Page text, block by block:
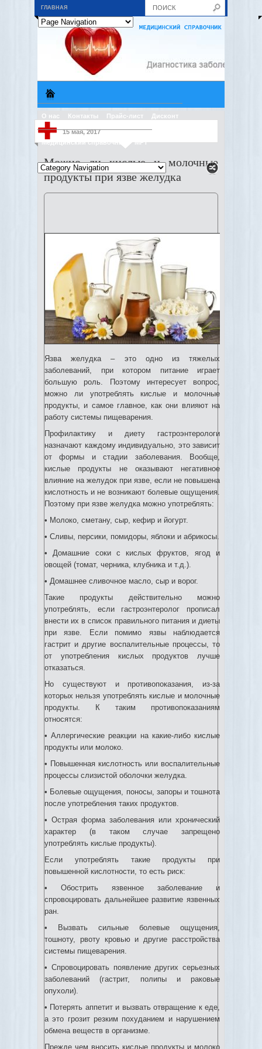
ГЛАВНАЯ
О нас Контакты Прайс-лист Дисконт
Медицинский справочник МРТ
15 мая, 2017
Можно ли кислые и молочные
продукты при язве желудка
Язва желудка – это одно из тяжелых
заболеваний, при котором питание играет
большую роль. Поэтому интересует вопрос,
можно ли употреблять кислые и молочные
продукты, и самое главное, как они влияют на
работу системы пищеварения.
Профилактику и диету гастроэнтерологи
назначают каждому индивидуально, это зависит
от формы и стадии заболевания. Вообще,
кислые продукты не оказывают негативное
влияние на желудок при язве, если не повышена
кислотность и не возникают болевые ощущения.
Поэтому при язве желудка можно употреблять:
• Молоко, сметану, сыр, кефир и йогурт.
• Сливы, персики, помидоры, яблоки и абрикосы.
• Домашние соки с кислых фруктов, ягод и
овощей (томат, черника, клубника и т.д.).
• Домашнее сливочное масло, сыр и ворог.
Такие продукты действительно можно
употреблять, если гастроэнтеролог прописал
внести их в список правильного питания и диеты
при язве. Если помимо язвы наблюдается
гастрит и другие воспалительные процессы, то
от употребления кислых продуктов лучше
отказаться.
Но существуют и противопоказания, из-за
которых нельзя употреблять кислые и молочные
продукты. К таким противопоказаниям
относятся:
• Аллергические реакции на какие-либо кислые
продукты или молоко.
• Повышенная кислотность или воспалительные
процессы слизистой оболочки желудка.
• Болевые ощущения, поносы, запоры и тошнота
после употребления таких продуктов.
• Острая форма заболевания или хронический
характер (в таком случае запрещено
употреблять кислые продукты).
Если употреблять такие продукты при
повышенной кислотности, то есть риск:
• Обострить язвенное заболевание и
спровоцировать дальнейшее развитие язвенных
ран.
• Вызвать сильные болевые ощущения,
тошноту, рвоту кровью и другие расстройства
системы пищеварения.
• Спровоцировать появление других серьезных
заболеваний (гастрит, полипы и раковые
опухоли).
• Потерять аппетит и вызвать отвращение к еде,
а это грозит резким похуданием и нарушением
обмена веществ в организме.
Прежде чем вносить кислые продукты и молоко